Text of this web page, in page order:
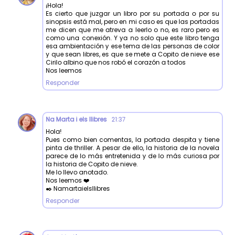
¡Hola!
Es cierto que juzgar un libro por su portada o por su
sinopsis está mal, pero en mi caso es que las portadas
me dicen que me atreva a leerlo o no, es raro pero es
como una conexión. Y ya no solo que este libro tenga
esa ambientación y ese tema de las personas de color
y que sean libres, es que se mete a Copito de nieve ese
Cirilo albino que nos robó el corazón a todos
Nos leemos
Responder
Na Marta i els llibres 21:37
Hola!
Pues como bien comentas, la portada despita y tiene
pinta de thriller. A pesar de ello, la historia de la novela
parece de lo más entretenida y de lo más curiosa por
la historia de Copito de nieve.
Me lo llevo anotado.
Nos leemos ❤️
✒️ Namartaielsllibres
Responder